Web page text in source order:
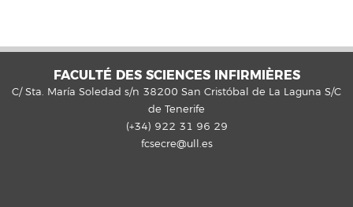
FACULTÉ DES SCIENCES INFIRMIÈRES
C/ Sta. María Soledad s/n 38200 San Cristóbal de La Laguna S/C
de Tenerife
(+34) 922 31 96 29
fcsecre@ull.es